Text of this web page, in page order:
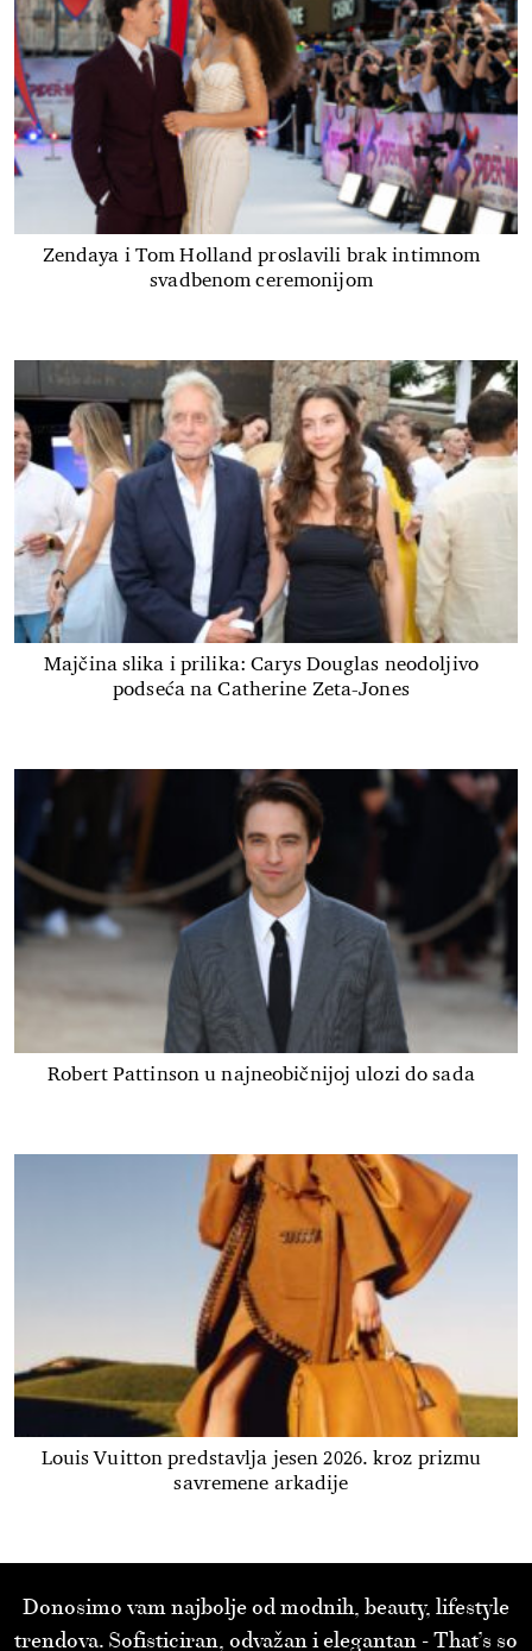
Zendaya i Tom Holland proslavili brak intimnom
svadbenom ceremonijom
Majčina slika i prilika: Carys Douglas neodoljivo
podseća na Catherine Zeta-Jones
Robert Pattinson u najneobičnijoj ulozi do sada
Louis Vuitton predstavlja jesen 2026. kroz prizmu
savremene arkadije
Donosimo vam najbolje od modnih, beauty, lifestyle
trendova. Sofisticiran, odvažan i elegantan - That’s so